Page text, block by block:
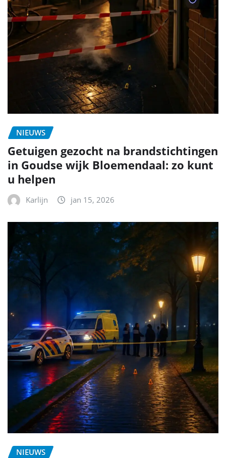
NIEUWS
Getuigen gezocht na brandstichtingen
in Goudse wijk Bloemendaal: zo kunt
u helpen
Karlijn jan 15, 2026
NIEUWS